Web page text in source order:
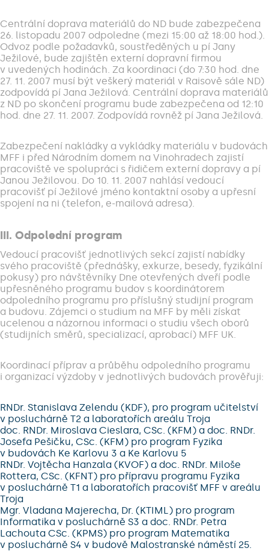
Centrální doprava materiálů do ND bude zabezpečena
26. listopadu 2007 odpoledne (mezi 15:00 až 18:00 hod.).
Odvoz podle požadavků, soustředěných u pí Jany
Ježilové, bude zajištěn externí dopravní firmou
v uvedených hodinách. Za koordinaci (do 7:30 hod. dne
27. 11. 2007 musí být veškerý materiál v Raisově sále ND)
zodpovídá pí Jana Ježilová. Centrální doprava materiálů
z ND po skončení programu bude zabezpečena od 12:10
hod. dne 27. 11. 2007. Zodpovídá rovněž pí Jana Ježilová.
Zabezpečení nakládky a vykládky materiálu v budovách
MFF i před Národním domem na Vinohradech zajistí
pracoviště ve spolupráci s řidičem externí dopravy a pí
Janou Ježilovou. Do 10. 11. 2007 nahlásí vedoucí
pracovišť pí Ježilové jméno kontaktní osoby a upřesní
spojení na ni (telefon, e-mailová adresa).
III. Odpolední program
Vedoucí pracovišť jednotlivých sekcí zajistí nabídky
svého pracoviště (přednášky, exkurze, besedy, fyzikální
pokusy) pro návštěvníky Dne otevřených dveří podle
upřesněného programu budov s koordinátorem
odpoledního programu pro příslušný studijní program
a budovu. Zájemci o studium na MFF by měli získat
ucelenou a názornou informaci o studiu všech oborů
(studijních směrů, specializací, aprobací) MFF UK.
Koordinací příprav a průběhu odpoledního programu
i organizací výzdoby v jednotlivých budovách prověřuji:
RNDr. Stanislava Zelendu (KDF), pro program učitelství
v posluchárně T2 a laboratořích areálu Troja
doc. RNDr. Miroslava Cieslara, CSc. (KFM) a doc. RNDr.
Josefa Pešičku, CSc. (KFM) pro program Fyzika
v budovách Ke Karlovu 3 a Ke Karlovu 5
RNDr. Vojtěcha Hanzala (KVOF) a doc. RNDr. Miloše
Rottera, CSc. (KFNT) pro přípravu programu Fyzika
v posluchárně T1 a laboratořích pracovišť MFF v areálu
Troja
Mgr. Vladana Majerecha, Dr. (KTIML) pro program
Informatika v posluchárně S3 a doc. RNDr. Petra
Lachouta CSc. (KPMS) pro program Matematika
v posluchárně S4 v budově Malostranské náměstí 25.